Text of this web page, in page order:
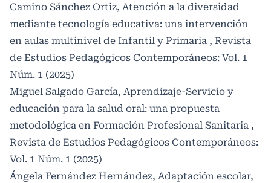
Camino Sánchez Ortiz, Atención a la diversidad
mediante tecnología educativa: una intervención
en aulas multinivel de Infantil y Primaria , Revista
de Estudios Pedagógicos Contemporáneos: Vol. 1
Núm. 1 (2025)
Miguel Salgado García, Aprendizaje-Servicio y
educación para la salud oral: una propuesta
metodológica en Formación Profesional Sanitaria ,
Revista de Estudios Pedagógicos Contemporáneos:
Vol. 1 Núm. 1 (2025)
Ángela Fernández Hernández, Adaptación escolar,